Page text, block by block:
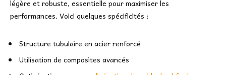
légère et robuste, essentielle pour maximiser les
performances. Voici quelques spécificités :
Structure tubulaire en acier renforcé
Utilisation de composites avancés